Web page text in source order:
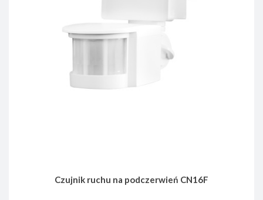
Czujnik ruchu na podczerwień CN16F